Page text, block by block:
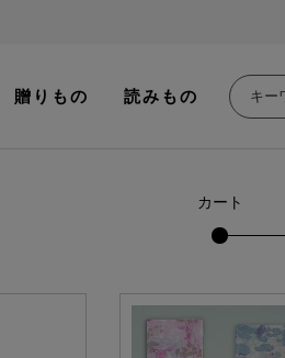
贈りもの 読みもの
カート